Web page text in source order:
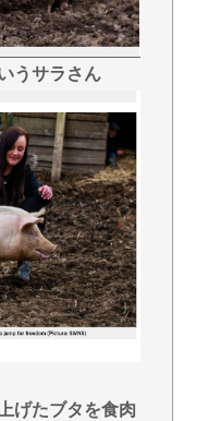
うサラさん
げたブタを食肉